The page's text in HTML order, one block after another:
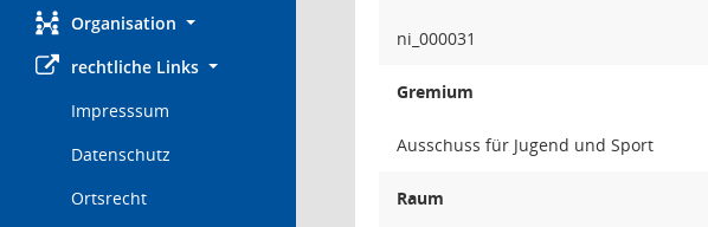
Organisation
rechtliche Links
Impresssum
Datenschutz
Ortsrecht
ni_000031
Gremium
Ausschuss für Jugend und Sport
Raum